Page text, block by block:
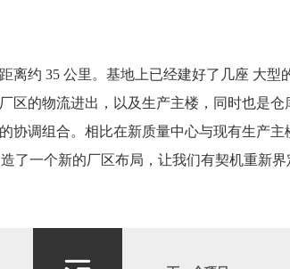
约 35 公里。基地上已经建好了几座 大
的物流进出，以及生产主楼，同时也是
调组合。相比在新质量中心与现有生产
一个新的厂区布局，让我们有契机重新界